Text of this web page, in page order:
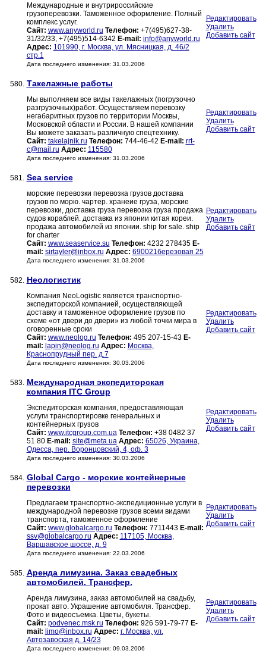
Международные и внутрироссийские
грузоперевозки. Таможенное оформление. Полный
комплекс услуг.
Сайт: www.anyworld.ru Телефон: +7(495)627-38-
31/32/33, +7(495)514-6342 E-mail: info@anyworld.ru
Адрес: 101990, г. Москва, ул. Мясницкая, д. 46/2
стр.1
Дата последнего изменения: 31.03.2006
Редактировать
Удалить
Добавить сайт
580. Такелажные работы
Мы выполняем все виды такелажных (погрузочно
разгрузочных)работ. Осуществляем перевозку
негабаритных грузов по территории Москвы,
Московской области и России. В нашей компании
Вы можете заказать различную спецтехнику.
Сайт: takelajnik.ru Телефон: 744-46-42 E-mail: rrt-
c@mail.ru Адрес: 115580
Дата последнего изменения: 31.03.2006
Редактировать
Удалить
Добавить сайт
581. Sea service
морские перевозки перевозка грузов доставка
грузов по морю. чартер. хранеие груза, морские
перевозки, доставка груза перевозка груза продажа
судов кораблей. доставка из японии китая кореи.
продажа автомобилей из японии. ship for sale. ship
for charter
Сайт: www.seaservice.su Телефон: 4232 278435 E-
mail: sirtayler@inbox.ru Адрес: 690021березовая 25
Дата последнего изменения: 31.03.2006
Редактировать
Удалить
Добавить сайт
582. Неологистик
Компания NeoLogistic является транспортно-
экспедиторской компанией, осуществляющей
доставку и таможенное оформление грузов по
схеме «от двери до двери» из любой точки мира в
оговоренные сроки
Сайт: www.neolog.ru Телефон: 495 207-15-43 E-
mail: lapin@neolog.ru Адрес: Москва,
Краснопрудный пер. д.7
Дата последнего изменения: 30.03.2006
Редактировать
Удалить
Добавить сайт
583. Международная экспедиторская
компания ITC Group
Экспедиторская компания, предоставляющая
услуги транспортировке генеральных и
контейнерных грузов
Сайт: www.itcgroup.com.ua Телефон: +38 0482 37
51 80 E-mail: site@meta.ua Адрес: 65026, Украина,
Одесса, пер. Воронцовский, 4, оф. 3
Дата последнего изменения: 30.03.2006
Редактировать
Удалить
Добавить сайт
584. Global Cargo - морские контейнерные
перевозки
Предлагаем транспортно-экспедиционные услуги в
международной перевозке грузов всеми видами
транспорта, таможенное оформление
Сайт: www.globalcargo.ru Телефон: 7711443 E-mail:
ssv@globalcargo.ru Адрес: 117105, Москва,
Варшавское шоссе, д. 9
Дата последнего изменения: 22.03.2006
Редактировать
Удалить
Добавить сайт
585. Аренда лимузина. Заказ свадебных
автомобилей. Трансфер.
Аренда лимузина, заказ автомобилей на свадьбу,
прокат авто. Украшение автомобиля. Трансфер.
Фото и видеосъемка. Цветы, букеты.
Сайт: podvenec.msk.ru Телефон: 926 591-79-77 E-
mail: limo@inbox.ru Адрес: г. Москва, ул.
Автозавоская д. 14/23
Дата последнего изменения: 09.03.2006
Редактировать
Удалить
Добавить сайт